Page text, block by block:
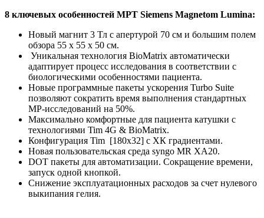
8 ключевых особенностей МРТ Siemens Magnetom Lumina:
Новый магнит 3 Тл с апертурой 70 см и большим полем
обзора 55 x 55 x 50 см.
Уникальная технология BioMatrix автоматически
адаптирует процесс исследования в соответствии с
биологическими особенностями пациента.
Новые программные пакеты ускорения Turbo Suite
позволяют сократить время выполнения стандартных
МР-исследований на 50%.
Максимально комфортные для пациента катушки с
технологиями Tim 4G & BioMatrix.
Конфигурация Tim [180х32] с ХК градиентами.
Новая пользовательская среда syngo MR XA20.
DOT пакеты для автоматизации. Сокращение времени,
запуск одной кнопкой.
Снижение эксплуатационных расходов за счет нулевого
выкипания гелия.